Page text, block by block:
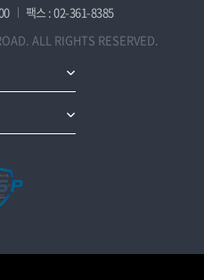
팩스 : 02-361-8385
ALL RIGHTS RESERVED.